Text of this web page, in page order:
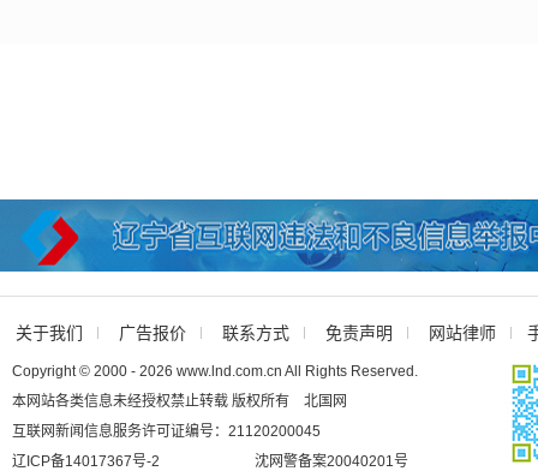
关于我们 广告报价 联系方式 免责声明 网站律师
Copyright © 2000 - 2026 www.lnd.com.cn All Rights Reserved.
本网站各类信息未经授权禁止转载 版权所有 北国网
互联网新闻信息服务许可证编号：21120200045
辽ICP备14017367号-2
沈网警备案20040201号